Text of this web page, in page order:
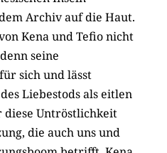
Archiv auf die Haut.
Kena und Tefio nicht
seine
sich und lässt
Liebestods als eitlen
diese Untröstlichkeit
die auch uns und